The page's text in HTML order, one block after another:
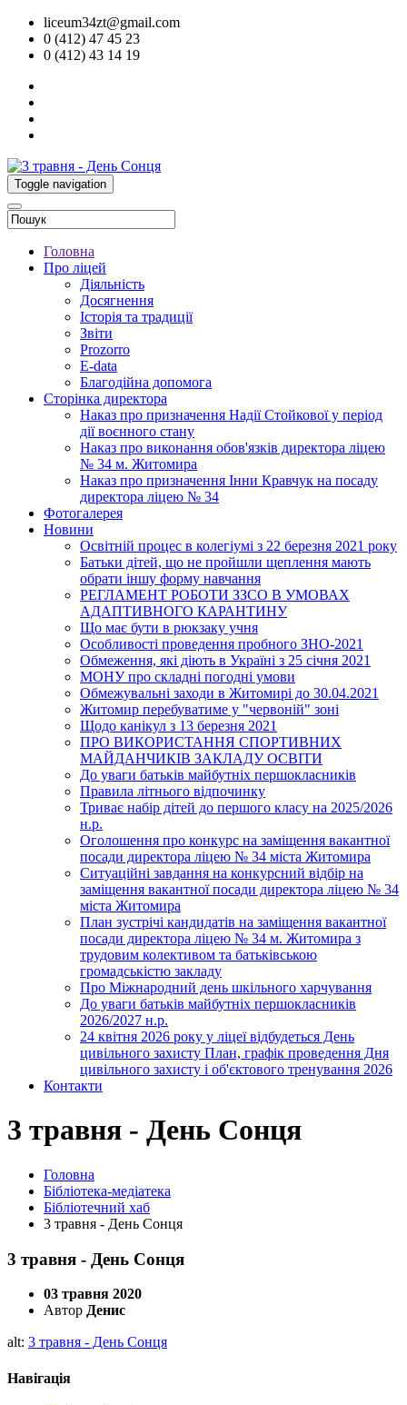
liceum34zt@gmail.com
0 (412) 47 45 23
0 (412) 43 14 19
Toggle navigation
Головна
Про ліцей
Діяльність
Досягнення
Історія та традиції
Звіти
Prozorro
E-data
Благодійна допомога
Сторінка директора
Наказ про призначення Надії Стойкової у період
дії воєнного стану
Наказ про виконання обов'язків директора ліцею
№ 34 м. Житомира
Наказ про призначення Інни Кравчук на посаду
директора ліцею № 34
Фотогалерея
Новини
Освітній процес в колегіумі з 22 березня 2021 року
Батьки дітей, що не пройшли щеплення мають
обрати іншу форму навчання
РЕГЛАМЕНТ РОБОТИ ЗЗСО В УМОВАХ
АДАПТИВНОГО КАРАНТИНУ
Що має бути в рюкзаку учня
Особливості проведення пробного ЗНО-2021
Обмеження, які діють в Україні з 25 січня 2021
МОНУ про складні погодні умови
Обмежувальні заходи в Житомирі до 30.04.2021
Житомир перебуватиме у "червоній" зоні
Щодо канікул з 13 березня 2021
ПРО ВИКОРИСТАННЯ СПОРТИВНИХ
МАЙДАНЧИКІВ ЗАКЛАДУ ОСВІТИ
До уваги батьків майбутніх першокласників
Правила літнього відпочинку
Триває набір дітей до першого класу на 2025/2026
н.р.
Оголошення про конкурс на заміщення вакантної
посади директора ліцею № 34 міста Житомира
Ситуаційні завдання на конкурсний відбір на
заміщення вакантної посади директора ліцею № 34
міста Житомира
План зустрічі кандидатів на заміщення вакантної
посади директора ліцею № 34 м. Житомира з
трудовим колективом та батьківською
громадськістю закладу
Про Міжнародний день шкільного харчування
До уваги батьків майбутніх першокласників
2026/2027 н.р.
24 квітня 2026 року у ліцеї відбудеться День
цивільного захисту План, графік проведення Дня
цивільного захисту і об'єктового тренування 2026
Контакти
3 травня - День Сонця
Головна
Бібліотека-медіатека
Бібліотечний хаб
3 травня - День Сонця
3 травня - День Сонця
03 травня 2020
Автор Денис
alt: 3 травня - День Сонця
Навігація